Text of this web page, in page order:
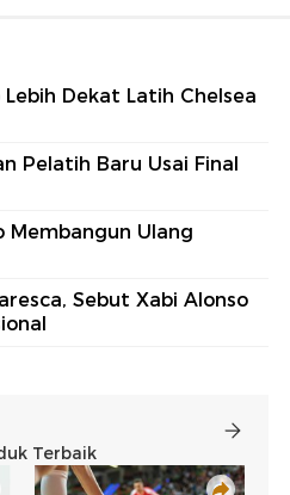
Dekat Latih Chelsea
Pelatih Baru Usai Final
Membangun Ulang
Sebut Xabi Alonso